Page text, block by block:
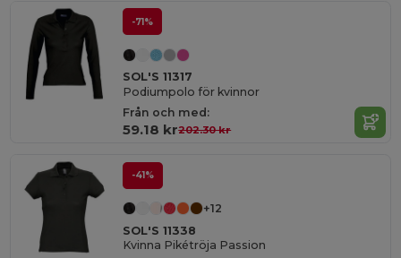
-71%
SOL'S 11317
Podiumpolo för kvinnor
Från och med:
59.18 kr202.30 kr
-41%
+12
SOL'S 11338
Kvinna Pikétröja Passion